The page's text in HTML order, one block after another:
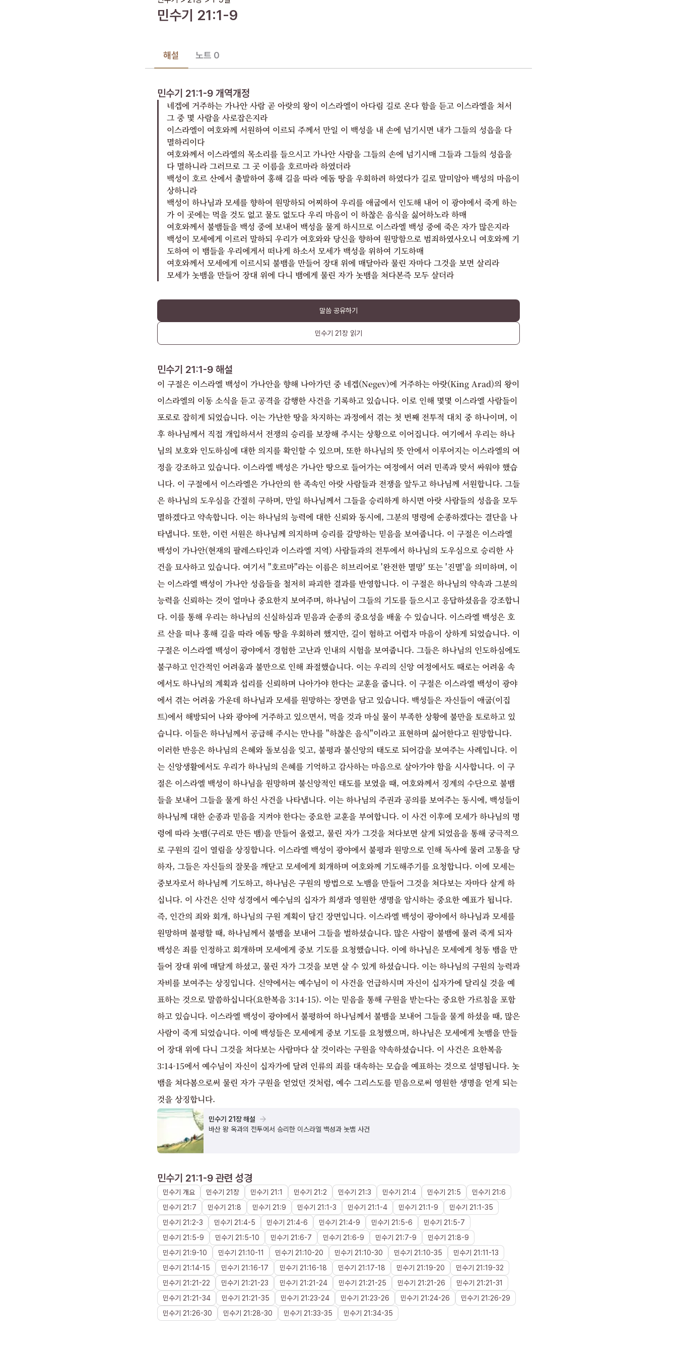
여호와께서 모세에게 이르시되 불뱀을 만들어 장대 위에 매달아라 물린
민수기 21:1-9
해설 노트 0
민수기 21:1-9 개역개정
네겝에 거주하는 가나안 사람 곧 아랏의 왕이 이스라엘이 아다림 길로 온다 함을 듣고 이스라엘을 쳐서
그 중 몇 사람을 사로잡은지라
이스라엘이 여호와께 서원하여 이르되 주께서 만일 이 백성을 내 손에 넘기시면 내가 그들의 성읍을 다
멸하리이다
여호와께서 이스라엘의 목소리를 들으시고 가나안 사람을 그들의 손에 넘기시매 그들과 그들의 성읍을
다 멸하니라 그러므로 그 곳 이름을 호르마라 하였더라
백성이 호르 산에서 출발하여 홍해 길을 따라 에돔 땅을 우회하려 하였다가 길로 말미암아 백성의 마음이
상하니라
백성이 하나님과 모세를 향하여 원망하되 어찌하여 우리를 애굽에서 인도해 내어 이 광야에서 죽게 하는
가 이 곳에는 먹을 것도 없고 물도 없도다 우리 마음이 이 하찮은 음식을 싫어하노라 하매
여호와께서 불뱀들을 백성 중에 보내어 백성을 물게 하시므로 이스라엘 백성 중에 죽은 자가 많은지라
백성이 모세에게 이르러 말하되 우리가 여호와와 당신을 향하여 원망함으로 범죄하였사오니 여호와께 기
도하여 이 뱀들을 우리에게서 떠나게 하소서 모세가 백성을 위하여 기도하매
여호와께서 모세에게 이르시되 불뱀을 만들어 장대 위에 매달아라 물린 자마다 그것을 보면 살리라
모세가 놋뱀을 만들어 장대 위에 다니 뱀에게 물린 자가 놋뱀을 쳐다본즉 모두 살더라
말씀 공유하기
민수기 21장 읽기
민수기 21:1-9 해설
이 구절은 이스라엘 백성이 가나안을 향해 나아가던 중 네겝(Negev)에 거주하는 아랏(King Arad)의 왕이
이스라엘의 이동 소식을 듣고 공격을 감행한 사건을 기록하고 있습니다. 이로 인해 몇몇 이스라엘 사람들이
포로로 잡히게 되었습니다. 이는 가난한 땅을 차지하는 과정에서 겪는 첫 번째 전투적 대치 중 하나이며, 이
후 하나님께서 직접 개입하셔서 전쟁의 승리를 보장해 주시는 상황으로 이어집니다. 여기에서 우리는 하나
님의 보호와 인도하심에 대한 의지를 확인할 수 있으며, 또한 하나님의 뜻 안에서 이루어지는 이스라엘의 여
정을 강조하고 있습니다. 이스라엘 백성은 가나안 땅으로 들어가는 여정에서 여러 민족과 맞서 싸워야 했습
니다. 이 구절에서 이스라엘은 가나안의 한 족속인 아랏 사람들과 전쟁을 앞두고 하나님께 서원합니다. 그들
은 하나님의 도우심을 간절히 구하며, 만일 하나님께서 그들을 승리하게 하시면 아랏 사람들의 성읍을 모두
멸하겠다고 약속합니다. 이는 하나님의 능력에 대한 신뢰와 동시에, 그분의 명령에 순종하겠다는 결단을 나
타냅니다. 또한, 이런 서원은 하나님께 의지하며 승리를 갈망하는 믿음을 보여줍니다. 이 구절은 이스라엘
백성이 가나안(현재의 팔레스타인과 이스라엘 지역) 사람들과의 전투에서 하나님의 도우심으로 승리한 사
건을 묘사하고 있습니다. 여기서 "호르마"라는 이름은 히브리어로 '완전한 멸망' 또는 '진멸'을 의미하며, 이
는 이스라엘 백성이 가나안 성읍들을 철저히 파괴한 결과를 반영합니다. 이 구절은 하나님의 약속과 그분의
능력을 신뢰하는 것이 얼마나 중요한지 보여주며, 하나님이 그들의 기도를 들으시고 응답하셨음을 강조합니
다. 이를 통해 우리는 하나님의 신실하심과 믿음과 순종의 중요성을 배울 수 있습니다. 이스라엘 백성은 호
르 산을 떠나 홍해 길을 따라 에돔 땅을 우회하려 했지만, 길이 험하고 어렵자 마음이 상하게 되었습니다. 이
구절은 이스라엘 백성이 광야에서 경험한 고난과 인내의 시험을 보여줍니다. 그들은 하나님의 인도하심에도
불구하고 인간적인 어려움과 불만으로 인해 좌절했습니다. 이는 우리의 신앙 여정에서도 때로는 어려움 속
에서도 하나님의 계획과 섭리를 신뢰하며 나아가야 한다는 교훈을 줍니다. 이 구절은 이스라엘 백성이 광야
에서 겪는 어려움 가운데 하나님과 모세를 원망하는 장면을 담고 있습니다. 백성들은 자신들이 애굽(이집
트)에서 해방되어 나와 광야에 거주하고 있으면서, 먹을 것과 마실 물이 부족한 상황에 불만을 토로하고 있
습니다. 이들은 하나님께서 공급해 주시는 만나를 "하찮은 음식"이라고 표현하며 싫어한다고 원망합니다.
이러한 반응은 하나님의 은혜와 돌보심을 잊고, 불평과 불신앙의 태도로 되어감을 보여주는 사례입니다. 이
는 신앙생활에서도 우리가 하나님의 은혜를 기억하고 감사하는 마음으로 살아가야 함을 시사합니다. 이 구
절은 이스라엘 백성이 하나님을 원망하며 불신앙적인 태도를 보였을 때, 여호와께서 징계의 수단으로 불뱀
들을 보내어 그들을 물게 하신 사건을 나타냅니다. 이는 하나님의 주권과 공의를 보여주는 동시에, 백성들이
하나님께 대한 순종과 믿음을 지켜야 한다는 중요한 교훈을 부여합니다. 이 사건 이후에 모세가 하나님의 명
령에 따라 놋뱀(구리로 만든 뱀)을 만들어 올렸고, 물린 자가 그것을 쳐다보면 살게 되었음을 통해 궁극적으
로 구원의 길이 열림을 상징합니다. 이스라엘 백성이 광야에서 불평과 원망으로 인해 독사에 물려 고통을 당
하자, 그들은 자신들의 잘못을 깨닫고 모세에게 회개하며 여호와께 기도해주기를 요청합니다. 이에 모세는
중보자로서 하나님께 기도하고, 하나님은 구원의 방법으로 노뱀을 만들어 그것을 쳐다보는 자마다 살게 하
십니다. 이 사건은 신약 성경에서 예수님의 십자가 희생과 영원한 생명을 암시하는 중요한 예표가 됩니다.
즉, 인간의 죄와 회개, 하나님의 구원 계획이 담긴 장면입니다. 이스라엘 백성이 광야에서 하나님과 모세를
원망하며 불평할 때, 하나님께서 불뱀을 보내어 그들을 벌하셨습니다. 많은 사람이 불뱀에 물려 죽게 되자
백성은 죄를 인정하고 회개하며 모세에게 중보 기도를 요청했습니다. 이에 하나님은 모세에게 청동 뱀을 만
들어 장대 위에 매달게 하셨고, 물린 자가 그것을 보면 살 수 있게 하셨습니다. 이는 하나님의 구원의 능력과
자비를 보여주는 상징입니다. 신약에서는 예수님이 이 사건을 언급하시며 자신이 십자가에 달리실 것을 예
표하는 것으로 말씀하십니다(요한복음 3:14-15). 이는 믿음을 통해 구원을 받는다는 중요한 가르침을 포함
하고 있습니다. 이스라엘 백성이 광야에서 불평하여 하나님께서 불뱀을 보내어 그들을 물게 하셨을 때, 많은
사람이 죽게 되었습니다. 이에 백성들은 모세에게 중보 기도를 요청했으며, 하나님은 모세에게 놋뱀을 만들
어 장대 위에 다니 그것을 쳐다보는 사람마다 살 것이라는 구원을 약속하셨습니다. 이 사건은 요한복음
3:14-15에서 예수님이 자신이 십자가에 달려 인류의 죄를 대속하는 모습을 예표하는 것으로 설명됩니다. 놋
뱀을 쳐다봄으로써 물린 자가 구원을 얻었던 것처럼, 예수 그리스도를 믿음으로써 영원한 생명을 얻게 되는
것을 상징합니다.
민수기 21장 해설
바산 왕 옥과의 전투에서 승리한 이스라엘 백성과 놋뱀 사건
민수기 21:1-9 관련 성경
민수기 개요 민수기 21장 민수기 21 :1 민수기 21 :2 민수기 21 :3 민수기 21 :4 민수기 21 :5 민수기 21 :6
민수기 21 :7 민수기 21 :8 민수기 21 :9 민수기 21 :1 -3 민수기 21 :1 -4 민수기 21 :1 -9 민수기 21 :1 -35
민수기 21 :2-3 민수기 21 :4-5 민수기 21 :4-6 민수기 21 :4-9 민수기 21 :5-6 민수기 21 :5-7
민수기 21 :5-9 민수기 21 :5-10 민수기 21 :6-7 민수기 21 :6-9 민수기 21 :7-9 민수기 21 :8-9
민수기 21 :9-10 민수기 21 :10-11 민수기 21 :10-20 민수기 21 :10-30 민수기 21 :10-35 민수기 21 :11 -13
민수기 21 :14-15 민수기 21 :16-17 민수기 21 :16-18 민수기 21 :17-18 민수기 21 :19-20 민수기 21 :19-32
민수기 21 :21 -22 민수기 21 :21 -23 민수기 21 :21 -24 민수기 21 :21 -25 민수기 21 :21 -26 민수기 21 :21 -31
민수기 21 :21 -34 민수기 21 :21 -35 민수기 21 :23-24 민수기 21 :23-26 민수기 21 :24-26 민수기 21 :26-29
민수기 21 :26-30 민수기 21 :28-30 민수기 21 :33-35 민수기 21 :34-35